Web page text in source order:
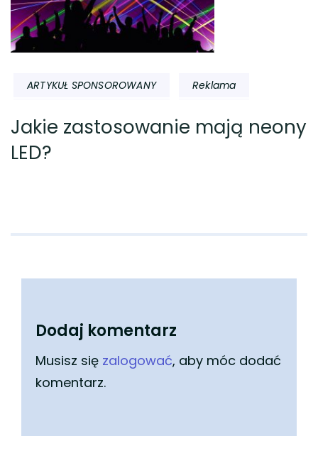
ARTYKUŁ SPONSOROWANY Reklama
Jakie zastosowanie mają neony
LED?
Dodaj komentarz
Musisz się zalogować, aby móc dodać
komentarz.